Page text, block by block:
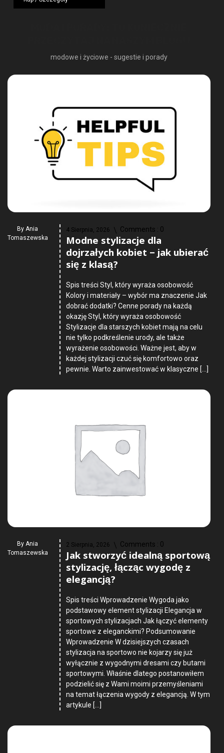
modowe i życiowe - sugestie i porady
By Ania
Tomaszewska
4 Sierpnia, 2026 Comments : 0
Modne stylizacje dla
dojrzałych kobiet – jak ubierać
się z klasą?
Spis treści Styl, który wyraża osobowość
Kolory i materiały – wybór ma znaczenie Jak
dobrać dodatki? Cenne porady na każdą
okazję Styl, który wyraża osobowość
Stylizacje dla starszych kobiet mają na celu
nie tylko podkreślenie urody, ale także
wyrażenie osobowości. Ważne jest, aby w
każdej stylizacji czuć się komfortowo oraz
pewnie. Warto zainwestować w klasyczne […]
By Ania
Tomaszewska
2 Sierpnia, 2026 Comments : 0
Jak stworzyć idealną sportową
stylizację, łącząc wygodę z
elegancją?
Spis treści Wprowadzenie Wygoda jako
podstawowy element stylizacji Elegancja w
sportowych stylizacjach Jak łączyć elementy
sportowe z eleganckimi? Podsumowanie
Wprowadzenie W dzisiejszych czasach
stylizacja na sportowo nie kojarzy się już
wyłącznie z wygodnymi dresami czy butami
sportowymi. Właśnie dlatego postanowiłem
podzielić się z Wami moimi przemyśleniami
na temat łączenia wygody z elegancją. W tym
artykule […]